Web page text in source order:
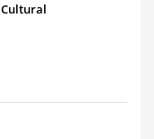
Cultural